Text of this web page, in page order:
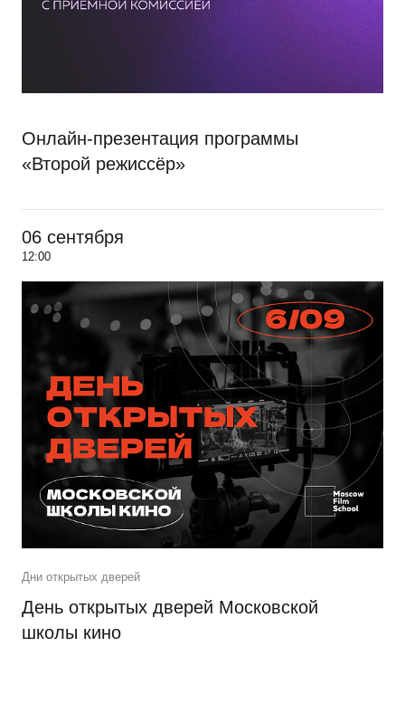
Онлайн-презентация программы
«Второй режиссёр»
06 сентября
12:00
Дни открытых дверей
День открытых дверей Московской
школы кино